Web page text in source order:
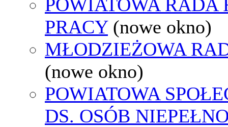
POWIATOWA RADA
PRACY (nowe okno)
MŁODZIEŻOWA
(nowe okno)
POWIATOWA
DS. OSÓB